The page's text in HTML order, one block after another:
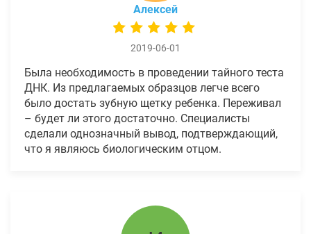
Алексей
2019-06-01
Была необходимость в проведении тайного теста
ДНК. Из предлагаемых образцов легче всего
было достать зубную щетку ребенка. Переживал
– будет ли этого достаточно. Специалисты
сделали однозначный вывод, подтверждающий,
что я являюсь биологическим отцом.